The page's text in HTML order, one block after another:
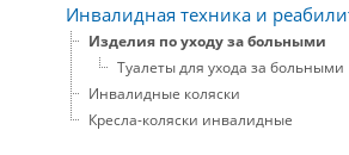
Инвалидная техника и
Изделия по уходу за больными
Туалеты для ухода за больными
Инвалидные коляски
Кресла-коляски инвалидные